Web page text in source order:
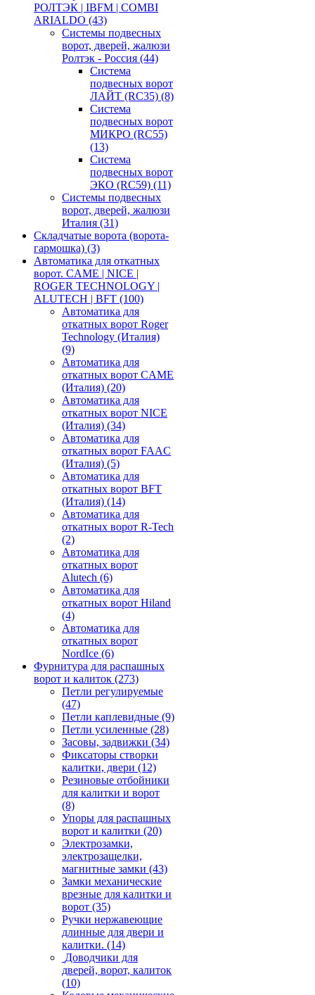
РОЛТЭК | IBFM | COMBI
ARIALDO (43)
Системы подвесных
ворот, дверей, жалюзи
Ролтэк - Россия (44)
Система
подвесных ворот
ЛАЙТ (RC35) (8)
Система
подвесных ворот
МИКРО (RC55)
(13)
Система
подвесных ворот
ЭКО (RC59) (11)
Системы подвесных
ворот, дверей, жалюзи
Италия (31)
Складчатые ворота (ворота-
гармошка) (3)
Автоматика для откатных
ворот. CAME | NICE |
ROGER TECHNOLOGY |
ALUTECH | BFT (100)
Автоматика для
откатных ворот Roger
Technology (Италия)
(9)
Автоматика для
откатных ворот CAME
(Италия) (20)
Автоматика для
откатных ворот NICE
(Италия) (34)
Автоматика для
откатных ворот FAAC
(Италия) (5)
Автоматика для
откатных ворот BFT
(Италия) (14)
Автоматика для
откатных ворот R-Tech
(2)
Автоматика для
откатных ворот
Alutech (6)
Автоматика для
откатных ворот Hiland
(4)
Автоматика для
откатных ворот
NordIce (6)
Фурнитура для распашных
ворот и калиток (273)
Петли регулируемые
(47)
Петли каплевидные (9)
Петли усиленные (28)
Засовы, задвижки (34)
Фиксаторы створки
калитки, двери (12)
Резиновые отбойники
для калитки и ворот
(8)
Упоры для распашных
ворот и калитки (20)
Электрозамки,
электрозащелки,
магнитные замки (43)
Замки механические
врезные для калитки и
ворот (35)
Ручки нержавеющие
длинные для двери и
калитки. (14)
Доводчики для
дверей, ворот, калиток
(10)